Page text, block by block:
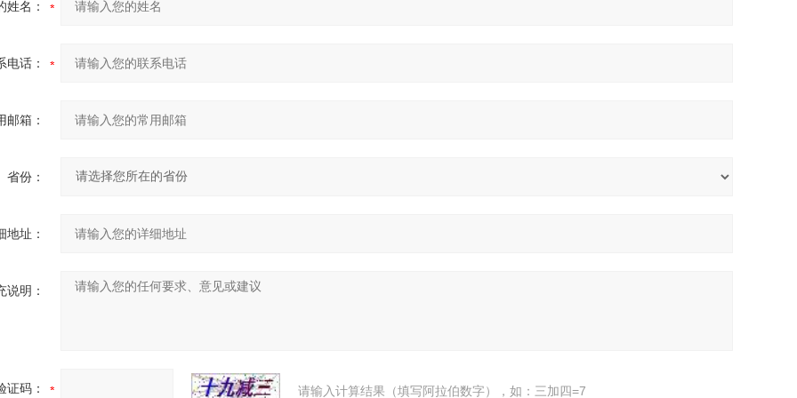
姓名：
电话：
邮箱：
省份：
地址：
说明：
证码： 请输入计算结果（填写阿拉伯数字），如：三加四=7